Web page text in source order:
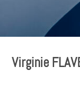
Virginie